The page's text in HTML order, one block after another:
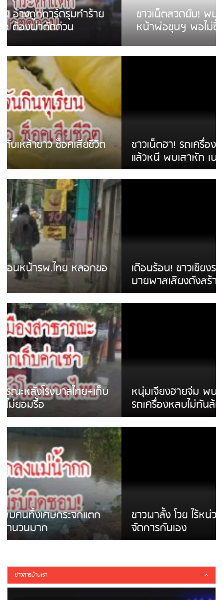
ชาวเน็ตสวดยับ! พบพม่าเร่ขายพวงมาลัย
หน้าพ่อขุนฯ พอไม่ซื้อเดินตาม
ชาวเน็ตฮา! รถเครื่องแม่สายชนป้ายร้านโลงศพ
แล้วหนี พบเสาหัก เบรคหัก หวิดได้ใช้บริการ
เดือนร้อน! ชาวเชียงรายบ่นรถ Isuzu สีขาวซิ่ง
บายพาสเสียงดังสร้างความรำคาญ
หนุ่มเจียงฮายจ่ม พบถังน้ำดื่มตกกลางถนน
รถเครื่องหลบไม่ทันล้มบาดเจ็บ
ชาวผาลั้ง โวย ไร้หน่วยงานดูแล ดินสไลด์ ต้อง
จัดการกันเอง
ข่าวสารบ้านเรา